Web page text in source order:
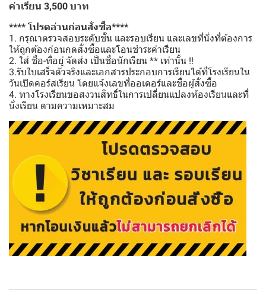
ค่าเรียน 3,500 บาท
**** โปรดอ่านก่อนสั่งซื้อ****
1. กรุณาตรวจสอบระดับชั้น และรอบเรียน และเลขที่นั่งที่ต้องการ
ให้ถูกต้องก่อนกดสั่งซื้อและโอนชำระค่าเรียน
2. ใส่ ชื่อ-ที่อยู่ จัดส่ง เป็นชื่อนักเรียน ** เท่านั้น !!
3.รับใบเสร็จตัวจริงและเอกสารประกอบการเรียนได้ที่โรงเรียนใน
วันเปิดคอร์สเรียน โดยแจ้งเลขที่ออเดอร์และชื่อผู้สั่งซื้อ
4. ทางโรงเรียนขอสงวนสิทธิ์ในการเปลี่ยนแปลงห้องเรียนและที่
นั่งเรียน ตามความเหมาะสม